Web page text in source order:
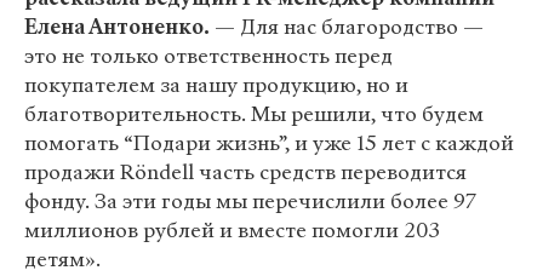
Елена Антоненко. — Для нас благородство —
это не только ответственность перед
покупателем за нашу продукцию, но и
благотворительность. Мы решили, что будем
помогать “Подари жизнь”, и уже 15 лет с каждой
продажи Röndell часть средств переводится
фонду. За эти годы мы перечислили более 97
миллионов рублей и вместе помогли 203
детям».